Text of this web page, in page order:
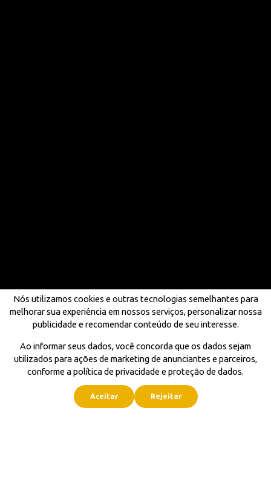
Nós utilizamos cookies e outras tecnologias semelhantes para
melhorar sua experiência em nossos serviços, personalizar nossa
publicidade e recomendar conteúdo de seu interesse.
Ao informar seus dados, você concorda que os dados sejam
utilizados para ações de marketing de anunciantes e parceiros,
conforme a política de privacidade e proteção de dados.
Aceitar Rejeitar